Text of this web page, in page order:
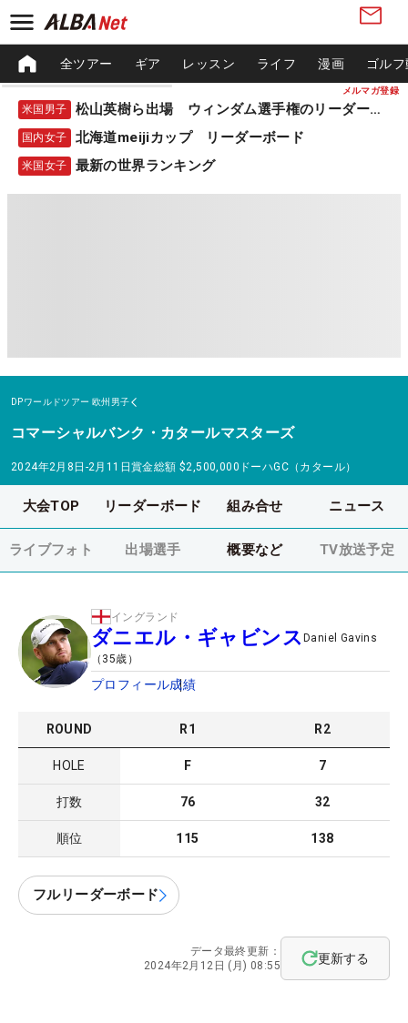
メルマガ登録
全ツアー ギア レッスン ライフ 漫画 ゴル
米国男子 松山英樹ら出場 ウィンダム選手権のリーダーボード
国内女子 北海道meijiカップ リーダーボード
米国女子 最新の世界ランキング
DPワールドツアー 欧州男子
コマーシャルバンク・カタールマスターズ
2024年2月8日-2月11日賞金総額 $2,500,000 ドーハGC（カタール）
大会TOP リーダーボード 組み合せ ニュース
ライブフォト 出場選手 概要など TV放送予定
イングランド
ダニエル・ギャビンス Daniel Gavins
（ 35歳）
プロフィール成績
ROUND R1 R2
HOLE F 7
打数 76 32
順位 115 138
フルリーダーボード
データ最終更新：
2024年2月12日 (月) 08:55
更新する